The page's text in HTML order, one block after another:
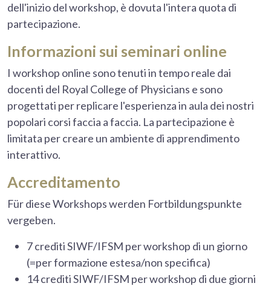
dell'inizio del workshop, è dovuta l'intera quota di
partecipazione.
Informazioni sui seminari online
I workshop online sono tenuti in tempo reale dai
docenti del Royal College of Physicians e sono
progettati per replicare l'esperienza in aula dei nostri
popolari corsi faccia a faccia. La partecipazione è
limitata per creare un ambiente di apprendimento
interattivo.
Accreditamento
Für diese Workshops werden Fortbildungspunkte
vergeben.
7 crediti SIWF/IFSM per workshop di un giorno
(=per formazione estesa/non specifica)
14 crediti SIWF/IFSM per workshop di due giorni